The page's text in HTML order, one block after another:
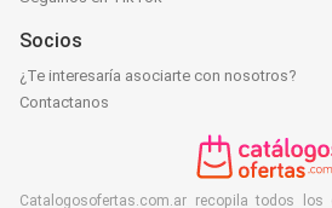
Socios
¿Te interesaría asociarte con nosotros?
Contactanos
Catalogosofertas.com.ar recopila todos